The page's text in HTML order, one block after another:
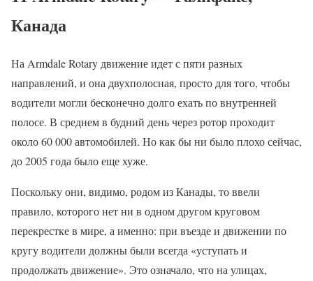
Канада
На Armdale Rotary движение идет с пяти разных
направлений, и она двухполосная, просто для того, чтобы
водители могли бесконечно долго ехать по внутренней
полосе. В среднем в будний день через ротор проходит
около 60 000 автомобилей. Но как бы ни было плохо сейчас,
до 2005 года было еще хуже.
Поскольку они, видимо, родом из Канады, то ввели
правило, которого нет ни в одном другом круговом
перекрестке в мире, а именно: при въезде и движении по
кругу водители должны были всегда «уступать и
продолжать движение». Это означало, что на улицах,